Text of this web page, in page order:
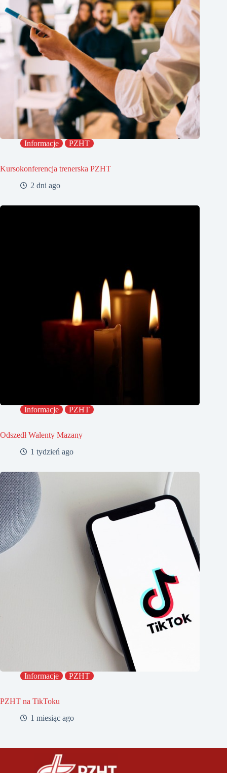
Informacje PZHT
Kursokonferencja trenerska PZHT
2 dni ago
Informacje PZHT
Odszedł Walenty Mazany
1 tydzień ago
Informacje PZHT
PZHT na TikToku
1 miesiąc ago